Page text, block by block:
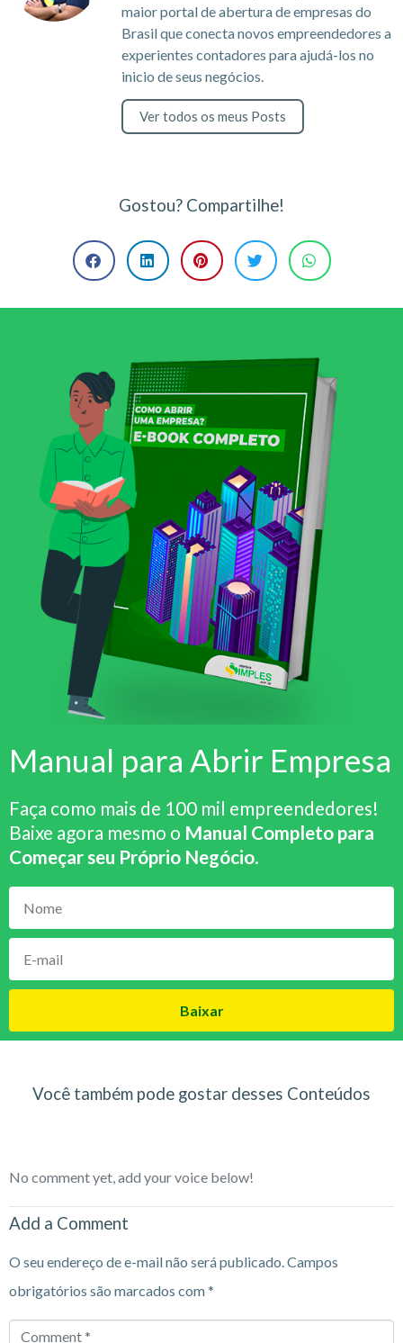
maior portal de abertura de empresas do
Brasil que conecta novos empreendedores a
experientes contadores para ajudá-los no
inicio de seus negócios.
Ver todos os meus Posts
Gostou? Compartilhe!
Manual para Abrir Empresa
Faça como mais de 100 mil empreendedores!
Baixe agora mesmo o Manual Completo para
Começar seu Próprio Negócio.
Baixar
Você também pode gostar desses Conteúdos
No comment yet, add your voice below!
Add a Comment
O seu endereço de e-mail não será publicado.Campos
obrigatórios são marcados com*
Comment